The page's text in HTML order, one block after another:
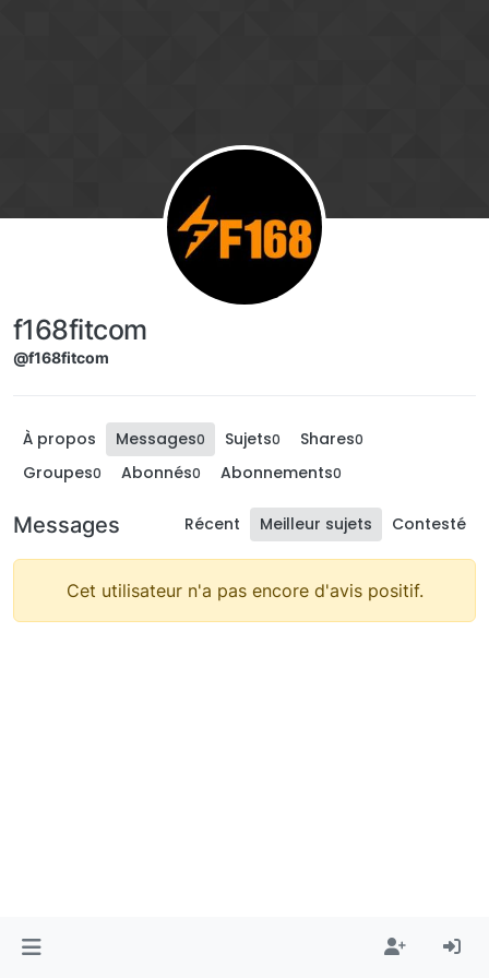
f168fitcom
@f168fitcom
À propos Messages0 Sujets0 Shares0
Groupes0 Abonnés0 Abonnements0
Messages Récent Meilleur sujets Contesté
Cet utilisateur n'a pas encore d'avis positif.